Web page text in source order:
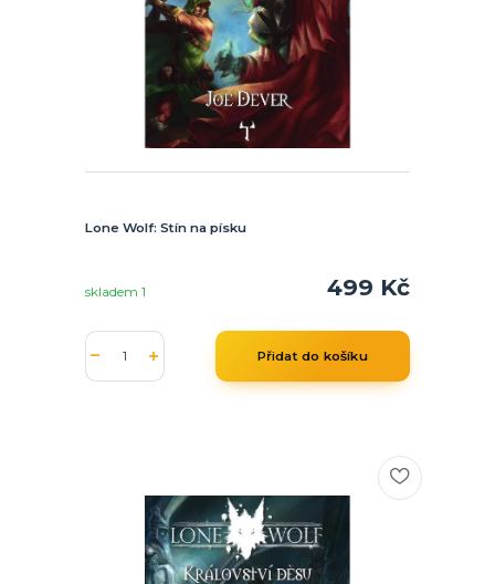
Lone Wolf: Stín na písku
499 Kč
skladem 1
Přidat do košíku